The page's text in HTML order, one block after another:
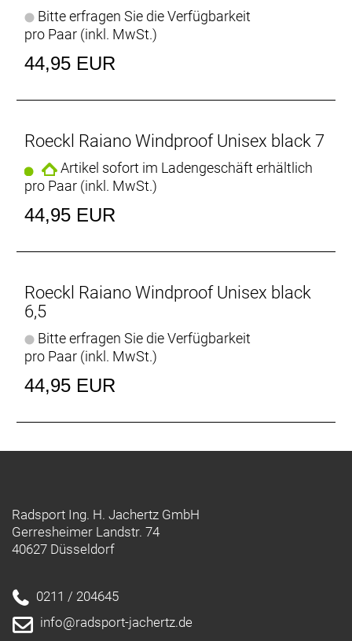
Bitte erfragen Sie die Verfügbarkeit
pro Paar (inkl. MwSt.)
44,95 EUR
Roeckl Raiano Windproof Unisex black 7
Artikel sofort im Ladengeschäft erhältlich
pro Paar (inkl. MwSt.)
44,95 EUR
Roeckl Raiano Windproof Unisex black
6,5
Bitte erfragen Sie die Verfügbarkeit
pro Paar (inkl. MwSt.)
44,95 EUR
Radsport Ing. H. Jachertz GmbH
Gerresheimer Landstr. 74
40627 Düsseldorf
0211 / 204645
info@radsport-jachertz.de